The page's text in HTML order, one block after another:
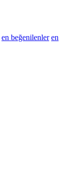
en beğenilenler en